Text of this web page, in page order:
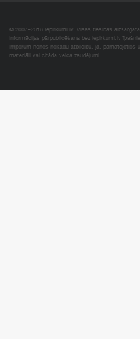
© 2007–2018 Iepirkumi.lv. Visas tiesības
Informācijas pārpublicēšana bez iepirkumi.lv
Imperum nenes nekādu atbildību, ja, pamatojoties
materiāli vai citāda veida zaudējumi.